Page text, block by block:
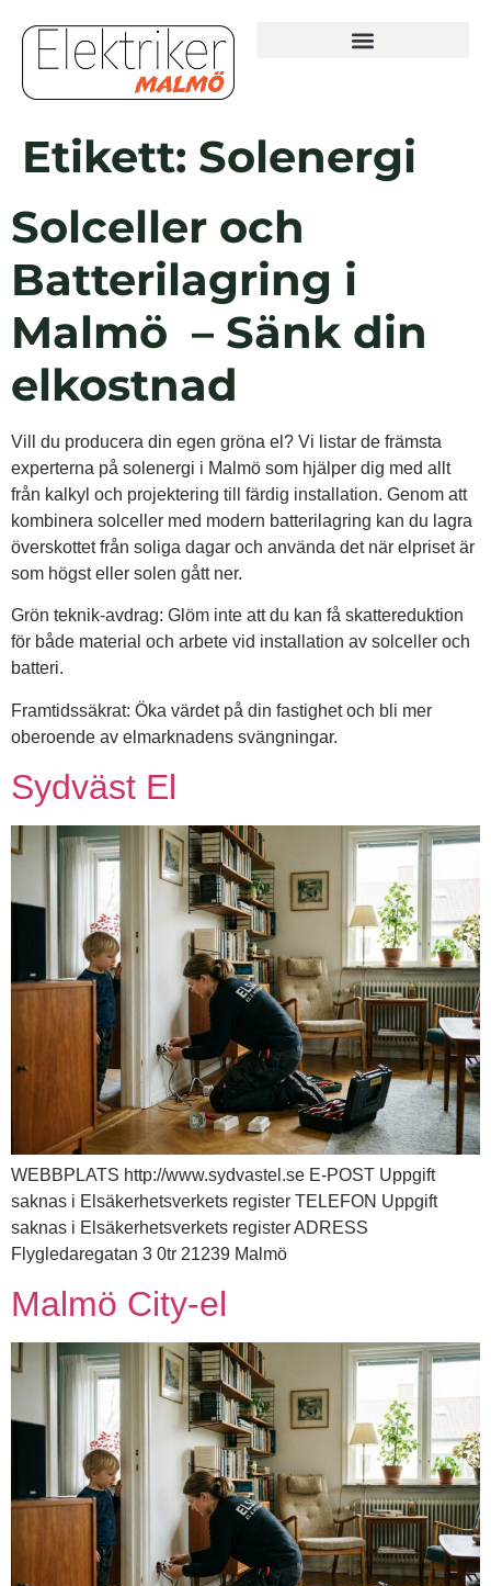
Etikett: Solenergi
Solceller och
Batterilagring i
Malmö – Sänk din
elkostnad
Vill du producera din egen gröna el? Vi listar de främsta
experterna på solenergi i Malmö som hjälper dig med allt
från kalkyl och projektering till färdig installation. Genom att
kombinera solceller med modern batterilagring kan du lagra
överskottet från soliga dagar och använda det när elpriset är
som högst eller solen gått ner.
Grön teknik-avdrag: Glöm inte att du kan få skattereduktion
för både material och arbete vid installation av solceller och
batteri.
Framtidssäkrat: Öka värdet på din fastighet och bli mer
oberoende av elmarknadens svängningar.
Sydväst El
WEBBPLATS http://www.sydvastel.se E-POST Uppgift
saknas i Elsäkerhetsverkets register TELEFON Uppgift
saknas i Elsäkerhetsverkets register ADRESS
Flygledaregatan 3 0tr 21239 Malmö
Malmö City-el